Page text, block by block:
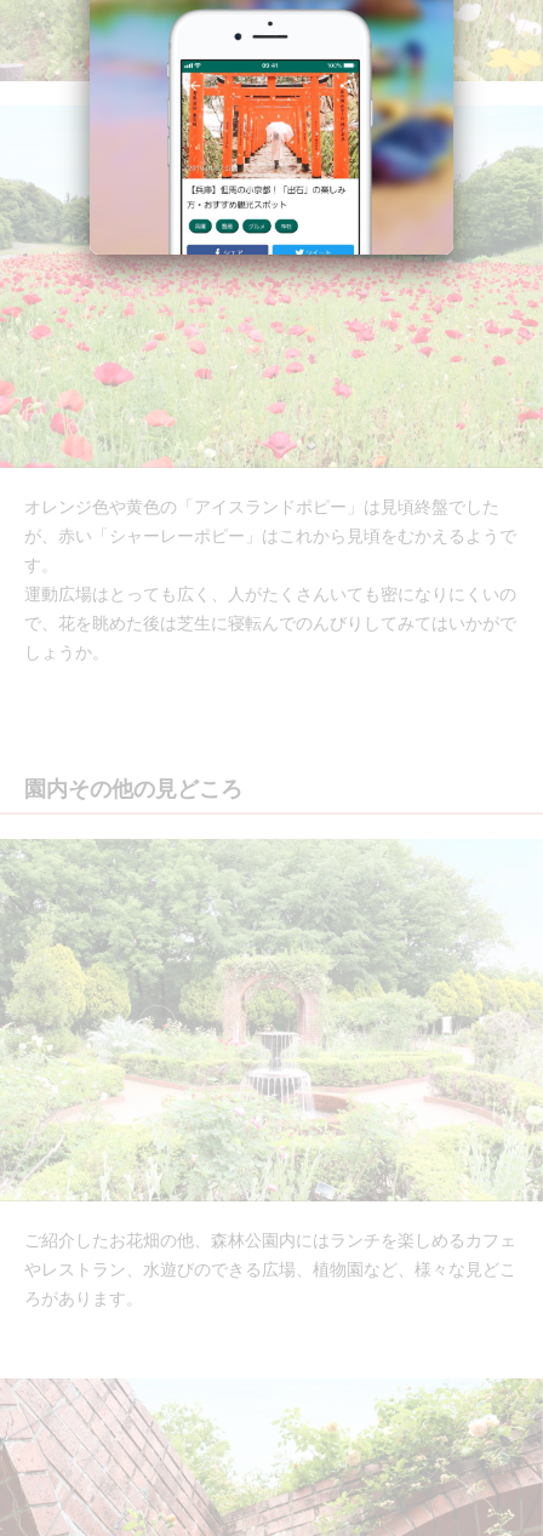
オレンジ色や黄色の「アイスランドポピー」は見頃終盤でした
が、赤い「シャーレーポピー」はこれから見頃をむかえるようで
す。
運動広場はとっても広く、人がたくさんいても密になりにくいの
で、花を眺めた後は芝生に寝転んでのんびりしてみてはいかがで
しょうか。
園内その他の見どころ
ご紹介したお花畑の他、森林公園内にはランチを楽しめるカフェ
やレストラン、水遊びのできる広場、植物園など、様々な見どこ
ろがあります。